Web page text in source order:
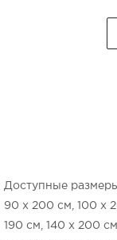
Доступные
90 x 200 см, 100 x
190 см, 140 x 200